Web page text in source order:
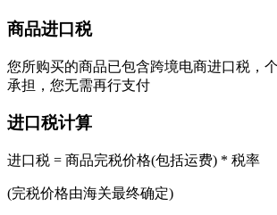
商品进口税
您所购买的商品已包含跨境电商进口税，
承担，您无需再行支付
进口税计算
进口税 = 商品完税价格(包括运费) * 税率
(完税价格由海关最终确定)